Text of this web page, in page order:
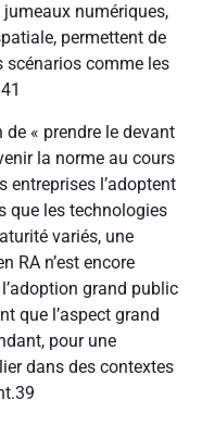
jumeaux numériques,
permettent de
scénarios comme les
41
« prendre le devant
la norme au cours
entreprises l’adoptent
que les technologies
variés, une
RA n’est encore
grand public
que l’aspect grand
pour une
dans des contextes
39